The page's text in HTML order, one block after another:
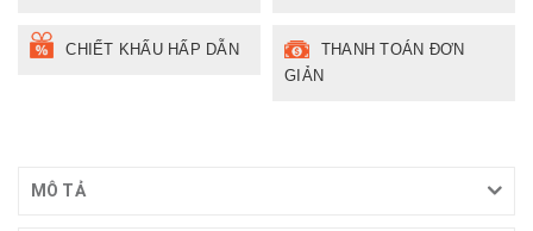
CHIẾT KHẤU HẤP DẪN
THANH TOÁN ĐƠN
GIẢN
MÔ TẢ